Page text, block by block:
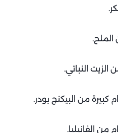
النباتي.
من البيكنج بودر.
الفانيليا.